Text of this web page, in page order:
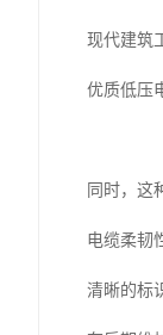
现代建筑
优质低压
同时，这
电缆柔韧
清晰的标